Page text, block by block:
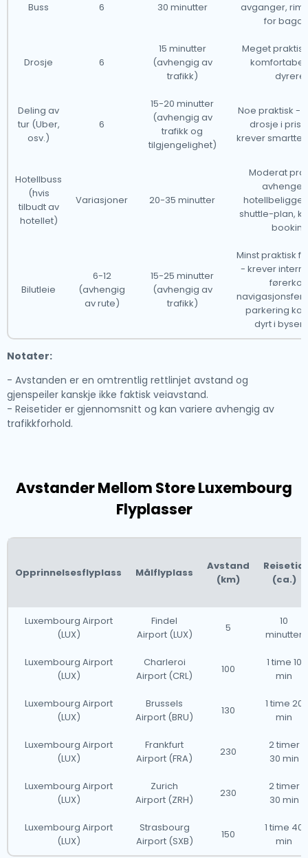
Luxembourg har en velutviklet taxiservice, og vi vil
gjerne guide deg gjennom noen av de vanligste
spørsmålene om å bruke en flyplasstransporttaxi.
Våre drosjer opererer fra alle større internasjonale
flyplasser i Luxembourg, noe som gjør det tilgjengelig
fra byer over hele landet og utover.Nedenfor er en
liste over flyplassene der drosjene våre er tilgjengelige
24/7.
Buss 6 30 minutter
avganger,
for
Drosje 6
15 minutter
(avhengig av
trafikk)
Meget
dyrere
Deling av
tur (Uber,
osv.)
6
15-20 minutter
(avhengig av
trafikk og
tilgjengelighet)
Noe praktisk -
drosje i pris
krever
Hotellbuss
(hvis
tilbudt av
hotellet)
Variasjoner 20-35 minutter
Moderat
avhenger
shuttle-plan,
booking
Bilutleie
6-12
(avhengig
av rute)
15-25 minutter
(avhengig av
trafikk)
Minst praktisk
- krever
parkering
dyrt i
Notater:
- Avstanden er en omtrentlig rettlinjet avstand og
gjenspeiler kanskje ikke faktisk veiavstand.
- Reisetider er gjennomsnitt og kan variere avhengig av
trafikkforhold.
Avstander Mellom Store Luxembourg
Flyplasser
Opprinnelsesflyplass Målflyplass
Avstand
(km)
Reisetid
(ca.)
Luxembourg Airport
(LUX)
Findel
Airport (LUX)
5
10
minutter
Luxembourg Airport
(LUX)
Charleroi
Airport (CRL)
100
1 time 10
min
Luxembourg Airport
(LUX)
Brussels
Airport (BRU)
130
1 time 20
min
Luxembourg Airport
(LUX)
Frankfurt
Airport (FRA)
230
2 timer
30 min
Luxembourg Airport
(LUX)
Zurich
Airport (ZRH)
230
2 timer
30 min
Luxembourg Airport
(LUX)
Strasbourg
Airport (SXB)
150
1 time 40
min